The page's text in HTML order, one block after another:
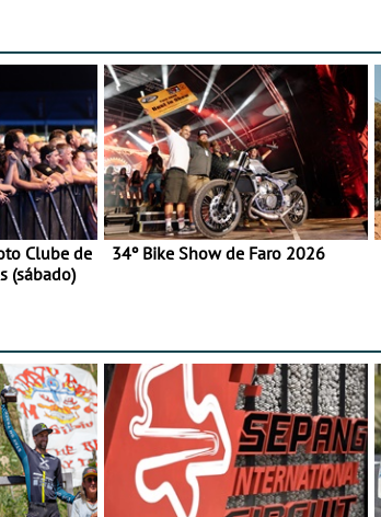
Clube de
(sábado)
34º Bike Show de Faro 2026